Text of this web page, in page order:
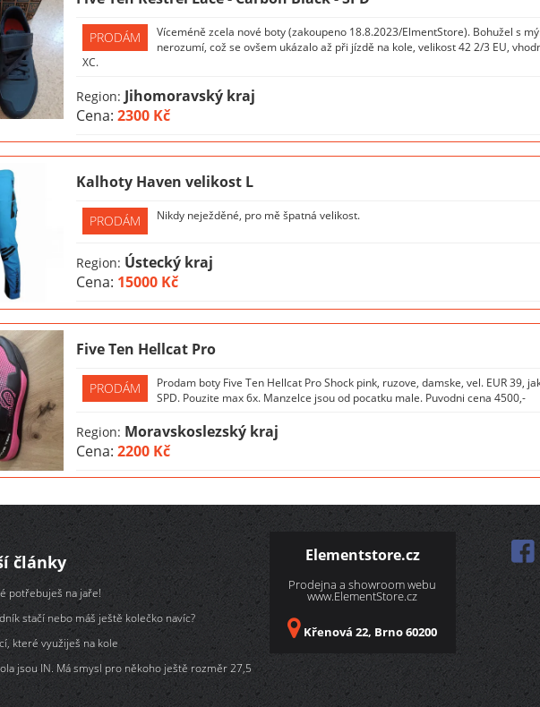
PRODÁM
Víceméně zcela nové boty (zakoupeno 18.8.2023/ElmentStore). Bohužel s
nerozumí, což se ovšem ukázalo až při jízdě na kole, velikost 42 2/3 EU,
XC.
Region: Jihomoravský kraj
Cena: 2300 Kč
Kalhoty Haven velikost L
PRODÁM Nikdy neježděné, pro mě špatná velikost.
Region: Ústecký kraj
Cena: 15000 Kč
Five Ten Hellcat Pro
PRODÁM
Prodam boty Five Ten Hellcat Pro Shock pink, ruzove, damske, vel. EUR 39,
SPD. Pouzite max 6x. Manzelce jsou od pocatku male. Puvodni cena 4500,-
Region: Moravskoslezský kraj
Cena: 2200 Kč
články
potřebuješ na jaře!
stačí nebo máš ještě kolečko navíc?
které využiješ na kole
jsou IN. Má smysl pro někoho ještě rozměr 27,5
Elementstore.cz
Prodejna a showroom webu
www.ElementStore.cz
Křenová 22, Brno 60200